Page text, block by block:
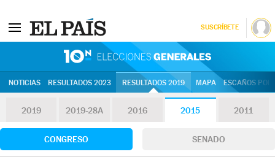
SUSCRÍBETE
NOTICIAS RESULTADOS 2023 RESULTADOS 2019 MAPA ESCAÑOS
2019 2019-28A 2016 2015 2011
CONGRESO SENADO